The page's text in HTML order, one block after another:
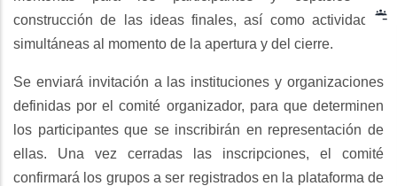
construcción de las ideas finales, así como actividades
simultáneas al momento de la apertura y del cierre.
Se enviará invitación a las instituciones y organizaciones
definidas por el comité organizador, para que determinen
los participantes que se inscribirán en representación de
ellas. Una vez cerradas las inscripciones, el comité
confirmará los grupos a ser registrados en la plataforma de